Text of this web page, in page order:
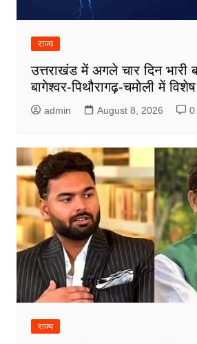
राज्य
उत्तराखंड में अगले चार दिन भारी
बागेश्वर-पिथौरागढ़-चमोली में
admin August 8, 2026 0
राज्य